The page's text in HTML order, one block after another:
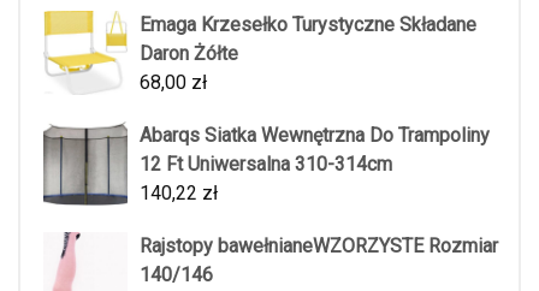
Emaga Krzesełko Turystyczne Składane
Daron Żółte
68,00 zł
Abarqs Siatka Wewnętrzna Do Trampoliny
12 Ft Uniwersalna 310-314cm
140,22 zł
Rajstopy bawełnianeWZORZYSTE Rozmiar
140/146